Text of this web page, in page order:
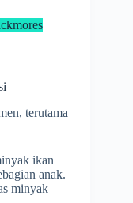
terutama
ikan
anak.
minyak